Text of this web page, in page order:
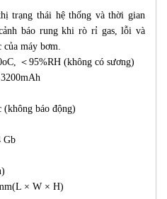
trạng thái hệ thống và thời gian
báo rung khi rò rỉ gas, lỗi và
của máy bơm.
＜95%RH (không có sương)
báo động)
Gb
× W × H)